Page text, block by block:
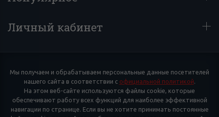
Личный кабинет
Мы получаем и обрабатываем персональные данные посетителей
нашего сайта в соответствии с официальной политикой.
На этом веб-сайте используются файлы cookie, которые
обеспечивают работу всех функций для наиболее эффективной
навигации по странице. Если вы не хотите принимать постоянные